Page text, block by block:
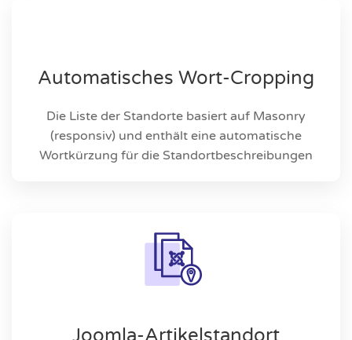
Automatisches Wort-Cropping
Die Liste der Standorte basiert auf Masonry
(responsiv) und enthält eine automatische
Wortkürzung für die Standortbeschreibungen